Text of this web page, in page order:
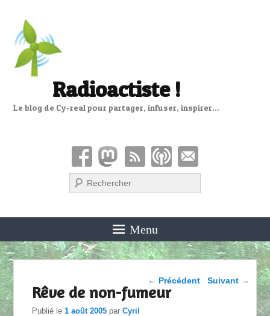
Radioactiste !
Le blog de Cy-real pour partager, infuser, inspirer…
Recherche
Menu
Parcourir les articles
← Précédent Suivant →
Rêve de non-fumeur
Publié le1 août 2005 parCyril